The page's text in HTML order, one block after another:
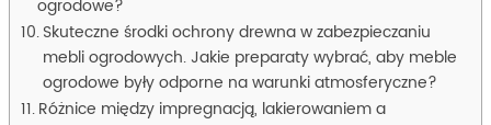
ogrodowe?
Skuteczne środki ochrony drewna w zabezpieczaniu
mebli ogrodowych. Jakie preparaty wybrać, aby meble
ogrodowe były odporne na warunki atmosferyczne?
Różnice między impregnacją, lakierowaniem a